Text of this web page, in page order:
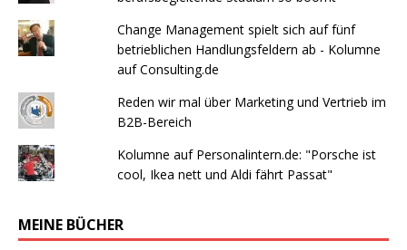
Change Management spielt sich auf fünf
betrieblichen Handlungsfeldern ab - Kolumne
auf Consulting.de
Reden wir mal über Marketing und Vertrieb im
B2B-Bereich
Kolumne auf Personalintern.de: "Porsche ist
cool, Ikea nett und Aldi fährt Passat"
MEINE BÜCHER